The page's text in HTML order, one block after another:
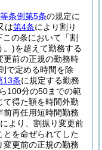
条例第5条の規定に
は第4条により割り
この条において「割
。)を超えて勤務する
更前の正規の勤務時
で定める時間を除
13条に規定する勤務
100分の50までの範
て得た額を時間外勤
前再任用短時間勤務
より、割振り変更前
とを命ぜられてした
変更前の正規の勤務